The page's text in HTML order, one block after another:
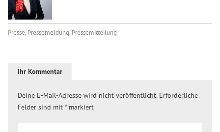
Presse, Pressemeldung, Pressemitteilung
Ihr Kommentar
Deine E-Mail-Adresse wird nicht veröffentlicht. Erforderliche
Felder sind mit *markiert